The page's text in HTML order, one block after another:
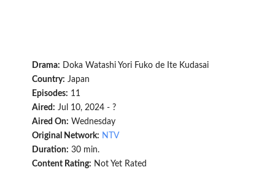
Drama:
Doka Watashi Yori Fuko de Ite Kudasai
Country: Japan
Episodes: 11
Aired: Jul 10, 2024 - ?
Aired On: Wednesday
Original Network: NTV
Duration: 30 min.
Content Rating: Not Yet Rated